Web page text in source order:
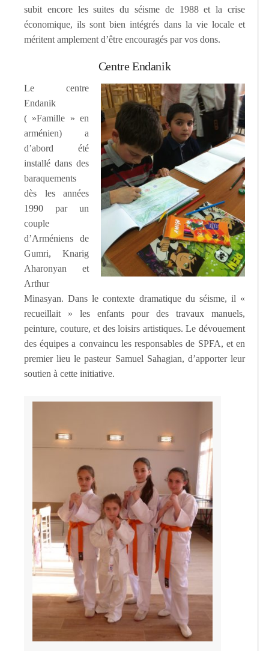
subit encore les suites du séisme de 1988 et la crise
économique, ils sont bien intégrés dans la vie locale et
méritent amplement d’être encouragés par vos dons.
Centre Endanik
Le centre
Endanik
( »Famille » en
arménien) a
d’abord été
installé dans des
baraquements
dès les années
1990 par un
couple
d’Arméniens de
Gumri, Knarig
Aharonyan et
Arthur
Minasyan. Dans le contexte dramatique du séisme, il «
recueillait » les enfants pour des travaux manuels,
peinture, couture, et des loisirs artistiques. Le dévouement
des équipes a convaincu les responsables de SPFA, et en
premier lieu le pasteur Samuel Sahagian, d’apporter leur
soutien à cette initiative.